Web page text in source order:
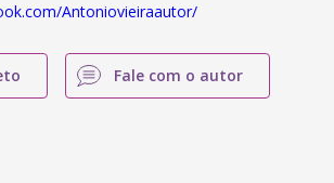
Antoniovieiraautor/
Fale com o autor